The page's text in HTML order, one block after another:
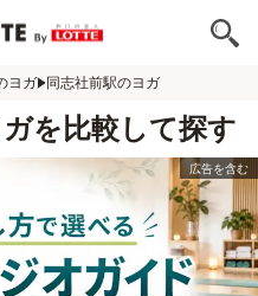
ヨガ 同志社前駅のヨガ
を比較して探す